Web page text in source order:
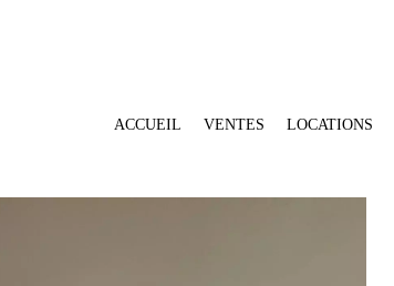
ACCUEIL VENTES LOCATIONS